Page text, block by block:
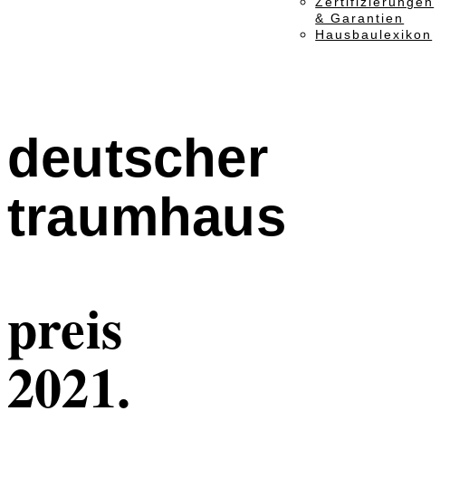
& Garantien
Hausbaulexikon
deutscher
traumhaus
preis
2021.